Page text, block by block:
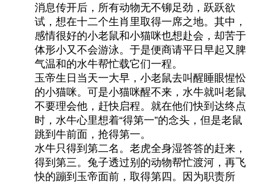
消息传开后，所有动物无不铆足劲，跃跃欲
试，想在十二个生肖里取得一席之地。其中，
感情很好的小老鼠和小猫咪也想赴会，却苦于
体形小又不会游泳。于是便商请平日早起又脾
气温和的水牛帮忙载它们一程。
玉帝生日当天一大早，小老鼠去叫醒睡眼惺忪
的小猫咪。可是小猫咪醒不来，水牛就叫老鼠
不要理会他，赶快启程。就在他们快到达终点
时，水牛心里想着“得第一”的念头，但是老鼠
跳到牛前面，抢得第一。
水牛只得到第二名。老虎全身湿答答的赶来，
得到第三。兔子透过别的动物帮忙渡河，再飞
快的蹦到玉帝面前，取得第四。因为职责所